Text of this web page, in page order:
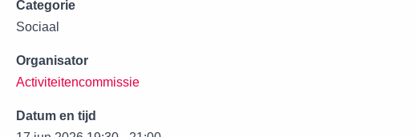
Categorie
Sociaal
Organisator
Activiteitencommissie
Datum en tijd